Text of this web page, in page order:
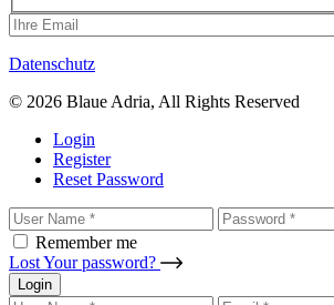
Datenschutz
© 2026 Blaue Adria, All Rights Reserved
Login
Register
Reset Password
Remember me
Lost Your password?
Login